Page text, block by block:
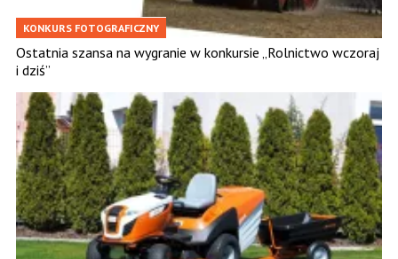
KONKURS FOTOGRAFICZNY
Ostatnia szansa na wygranie w konkursie „Rolnictwo wczoraj
i dziś”